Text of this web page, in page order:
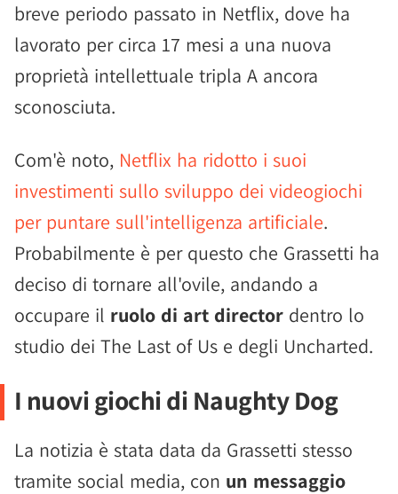
breve periodo passato in Netflix, dove ha
lavorato per circa 17 mesi a una nuova
proprietà intellettuale tripla A ancora
sconosciuta.
Com'è noto, Netflix ha ridotto i suoi
investimenti sullo sviluppo dei videogiochi
per puntare sull'intelligenza artificiale.
Probabilmente è per questo che Grassetti ha
deciso di tornare all'ovile, andando a
occupare il ruolo di art director dentro lo
studio dei The Last of Us e degli Uncharted.
I nuovi giochi di Naughty Dog
La notizia è stata data da Grassetti stesso
tramite social media, con un messaggio